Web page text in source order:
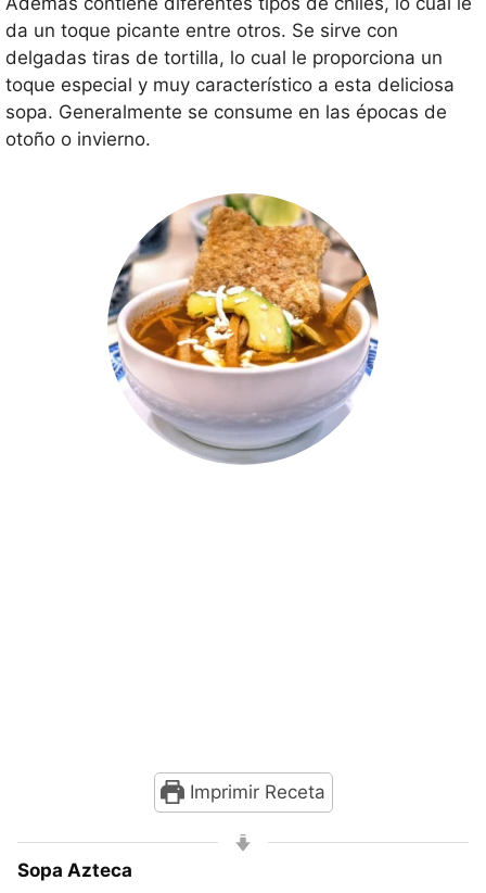
da un toque picante entre otros. Se sirve con
delgadas tiras de tortilla, lo cual le proporciona un
toque especial y muy característico a esta deliciosa
sopa. Generalmente se consume en las épocas de
otoño o invierno.
Imprimir Receta
Sopa Azteca